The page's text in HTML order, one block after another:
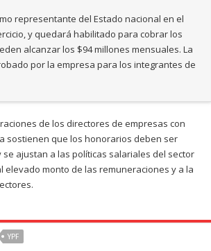
representante del Estado nacional en el
y quedará habilitado para cobrar los
alcanzar los $94 millones mensuales. La
por la empresa para los integrantes de
de los directores de empresas con
sostienen que los honorarios deben ser
ajustan a las políticas salariales del sector
monto de las remuneraciones y a la
YPF